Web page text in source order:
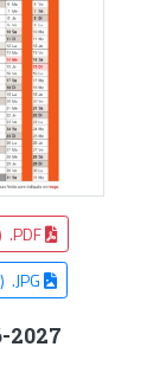
.PDF
.JPG
2027